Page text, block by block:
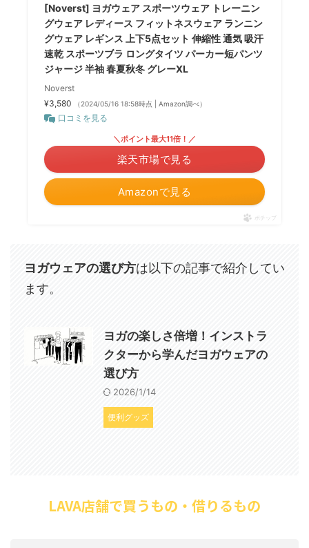
[Noverst] ヨガウェア スポーツウェア トレーニン
グウェア レディース フィットネスウェア ランニン
グウェア レギンス 上下5点セット 伸縮性 通気 吸汗
速乾 スポーツブラ ロングタイツ パーカー短パンツ
ジャージ 半袖 春夏秋冬 グレーXL
Noverst
¥3,580
（2024/05/16 18:58時点 | Amazon調べ）
口コミを見る
Amazonで見る
＼ポイント最大11倍！／
楽天市場で見る
ポチップ
ヨガウェアの選び方は以下の記事で紹介してい
ます。
ヨガの楽しさ倍増！インストラ
クターから学んだヨガウェアの
選び方
2026/1/14
便利グッズ
LAVA店舗で買うもの・借りるもの